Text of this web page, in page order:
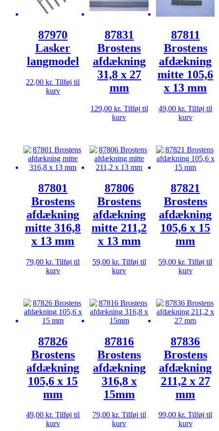
87970
Lasker
langmodel
22,00kr. Tilføj til
kurv
87831
Brostens
afdækning
31,8 x 27
mm
129,00 kr. Tilføj til
kurv
87811
Brostens
afdækning
mitte 105,6
x 13 mm
49,00kr. Tilføj til
kurv
87801
Brostens
afdækning
mitte 316,8
x 13 mm
79,00kr. Tilføj til
kurv
87806
Brostens
afdækning
mitte 211,2
x 13 mm
59,00 kr. Tilføj til
kurv
87821
Brostens
afdækning
105,6 x 15
mm
59,00kr. Tilføj til
kurv
87826
Brostens
afdækning
105,6 x 15
mm
49,00kr. Tilføj til
kurv
87816
Brostens
afdækning
316,8 x
15mm
79,00 kr. Tilføj til
kurv
87836
Brostens
afdækning
211,2 x 27
mm
99,00kr. Tilføj til
kurv